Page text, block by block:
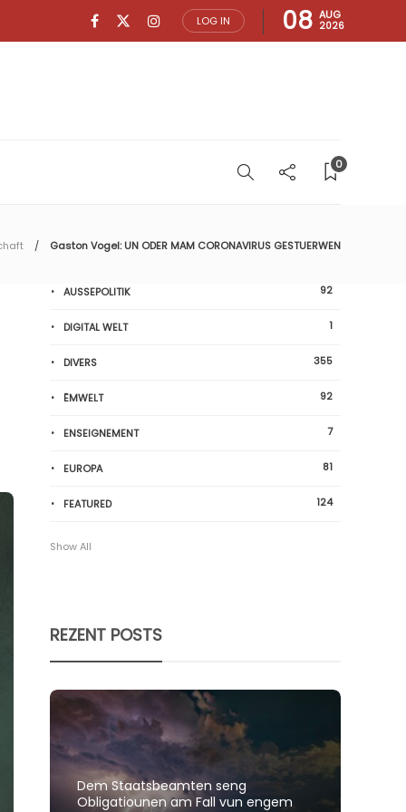
LOG IN 08 AUG
2026
0
Gaston Vogel: UN ODER MAM CORONAVIRUS GESTUERWEN
AUSSEPOLITIK 92
DIGITAL WELT 1
DIVERS 355
ËMWELT 92
ENSEIGNEMENT 7
EUROPA 81
FEATURED 124
Show All
REZENT POSTS
Dem Staatsbeamten seng
Obligatiounen am Fall vun engem